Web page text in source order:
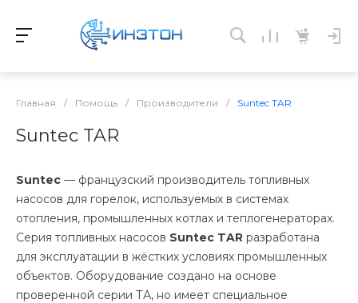
Главная / Помощь / Производители / Suntec TAR
Suntec TAR
Suntec — французский производитель топливных
насосов для горелок, используемых в системах
отопления, промышленных котлах и теплогенераторах.
Серия топливных насосов Suntec TAR разработана
для эксплуатации в жёстких условиях промышленных
объектов. Оборудование создано на основе
проверенной серии ТА, но имеет специальное